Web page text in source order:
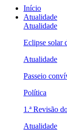
Início
Atualidade
Atualidade
Eclipse solar
Atualidade
Passeio
Política
1.ª Revisão
Atualidade